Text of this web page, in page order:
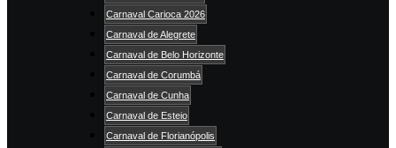
Carnaval Carioca 2026
Carnaval de Alegrete
Carnaval de Belo Horizonte
Carnaval de Corumbá
Carnaval de Cunha
Carnaval de Esteio
Carnaval de Florianópolis